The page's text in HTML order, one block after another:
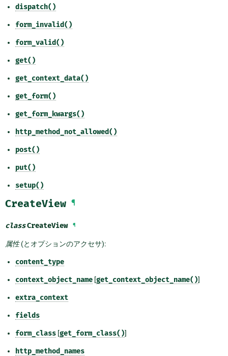
dispatch()
form_invalid()
form_valid()
get()
get_context_data()
get_form()
get_form_kwargs()
http_method_not_allowed()
post()
put()
setup()
CreateView ¶
classCreateView ¶
属性(とオプションのアクセサ):
content_type
context_object_name [get_context_object_name()]
extra_context
fields
form_class [get_form_class()]
http_method_names